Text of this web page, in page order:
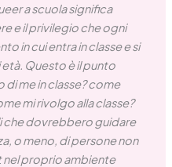
a scuola significa
e il privilegio che ogni
in cui entra in classe e si
Questo è il punto
me in classe? come
mi rivolgo alla classe?
che dovrebbero guidare
o meno, di persone non
nel proprio ambiente